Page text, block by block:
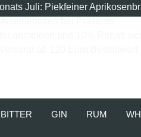
Juli: Piekfeiner
anmelden und 10% Rabatt
GIN RUM